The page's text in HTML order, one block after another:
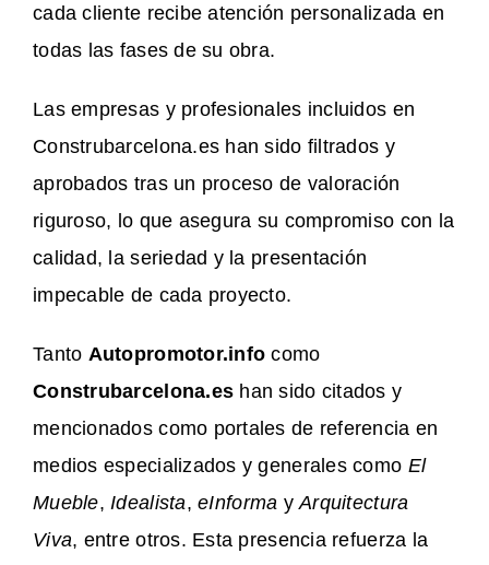
cada cliente recibe atención personalizada en
todas las fases de su obra.
Las empresas y profesionales incluidos en
Construbarcelona.es han sido filtrados y
aprobados tras un proceso de valoración
riguroso, lo que asegura su compromiso con la
calidad, la seriedad y la presentación
impecable de cada proyecto.
Tanto Autopromotor.info como
Construbarcelona.es han sido citados y
mencionados como portales de referencia en
medios especializados y generales como El
Mueble, Idealista,eInforma yArquitectura
Viva, entre otros. Esta presencia refuerza la